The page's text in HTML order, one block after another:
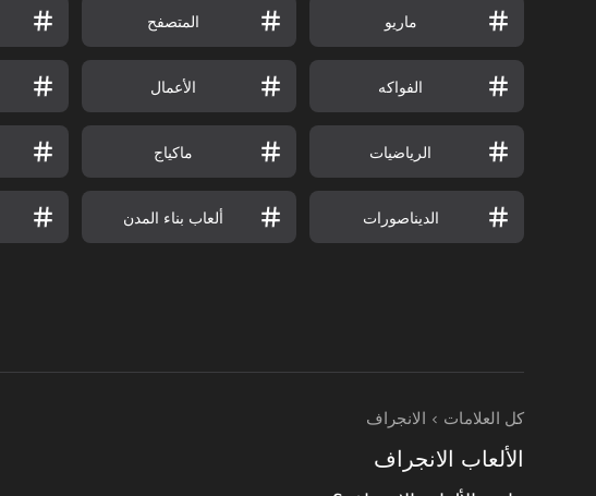
ماريو المتصفح
الفواكه الأعمال
الرياضيات ماكياج
الديناصورات ألعاب بناء المدن
كل العلامات الانجراف
الألعاب الانجراف